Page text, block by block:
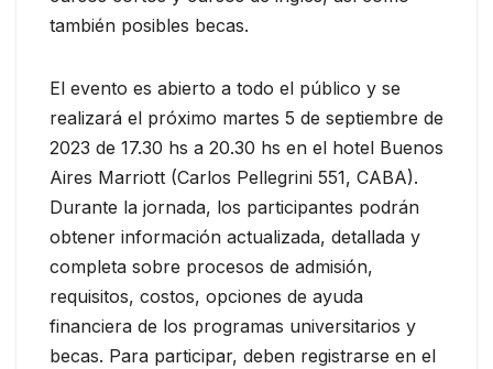
también posibles becas.
El evento es abierto a todo el público y se
realizará el próximo martes 5 de septiembre de
2023 de 17.30 hs a 20.30 hs en el hotel Buenos
Aires Marriott (Carlos Pellegrini 551, CABA).
Durante la jornada, los participantes podrán
obtener información actualizada, detallada y
completa sobre procesos de admisión,
requisitos, costos, opciones de ayuda
financiera de los programas universitarios y
becas. Para participar, deben registrarse en el